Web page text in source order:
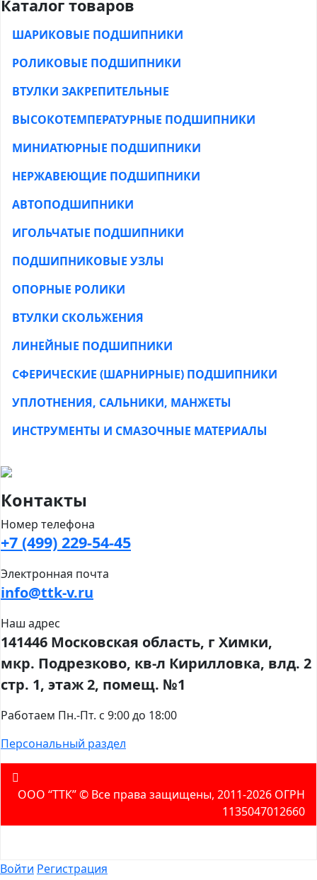
Каталог товаров
ШАРИКОВЫЕ ПОДШИПНИКИ
РОЛИКОВЫЕ ПОДШИПНИКИ
ВТУЛКИ ЗАКРЕПИТЕЛЬНЫЕ
ВЫСОКОТЕМПЕРАТУРНЫЕ ПОДШИПНИКИ
МИНИАТЮРНЫЕ ПОДШИПНИКИ
НЕРЖАВЕЮЩИЕ ПОДШИПНИКИ
АВТОПОДШИПНИКИ
ИГОЛЬЧАТЫЕ ПОДШИПНИКИ
ПОДШИПНИКОВЫЕ УЗЛЫ
ОПОРНЫЕ РОЛИКИ
ВТУЛКИ СКОЛЬЖЕНИЯ
ЛИНЕЙНЫЕ ПОДШИПНИКИ
СФЕРИЧЕСКИЕ (ШАРНИРНЫЕ) ПОДШИПНИКИ
УПЛОТНЕНИЯ, САЛЬНИКИ, МАНЖЕТЫ
ИНСТРУМЕНТЫ И СМАЗОЧНЫЕ МАТЕРИАЛЫ
Контакты
Номер телефона
+7 (499) 229-54-45
Электронная почта
info@ttk-v.ru
Наш адрес
141446 Московская область, г Химки,
мкр. Подрезково, кв-л Кирилловка, влд. 2
стр. 1, этаж 2, помещ. №1
Работаем Пн.-Пт. с 9:00 до 18:00
Персональный раздел
ООО “ТТК” ©️ Все права защищены, 2011-2026 ОГРН
1135047012660
Войти Регистрация